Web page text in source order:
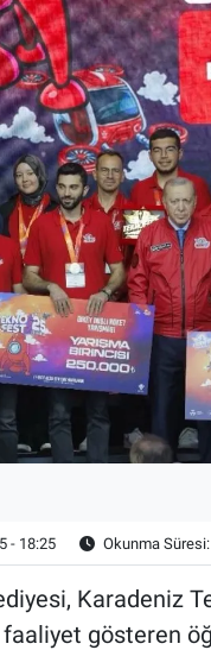
- 18:25 Okunma
Karadeniz
gösteren